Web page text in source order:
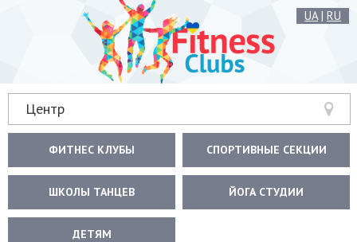
UA| RU
Центр
ФИТНЕС КЛУБЫ СПОРТИВНЫЕ СЕКЦИИ
ШКОЛЫ ТАНЦЕВ ЙОГА СТУДИИ
ДЕТЯМ